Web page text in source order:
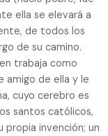
ella se elevará a
de todos los
de su camino.
trabaja como
amigo de ella y le
cuyo cerebro es
santos católicos,
propia invención; un